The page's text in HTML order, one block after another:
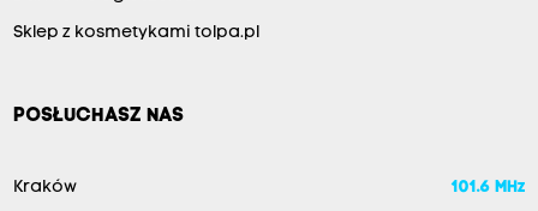
Sklep z kosmetykami tolpa.pl
POSŁUCHASZ NAS
Kraków 101.6 MHz